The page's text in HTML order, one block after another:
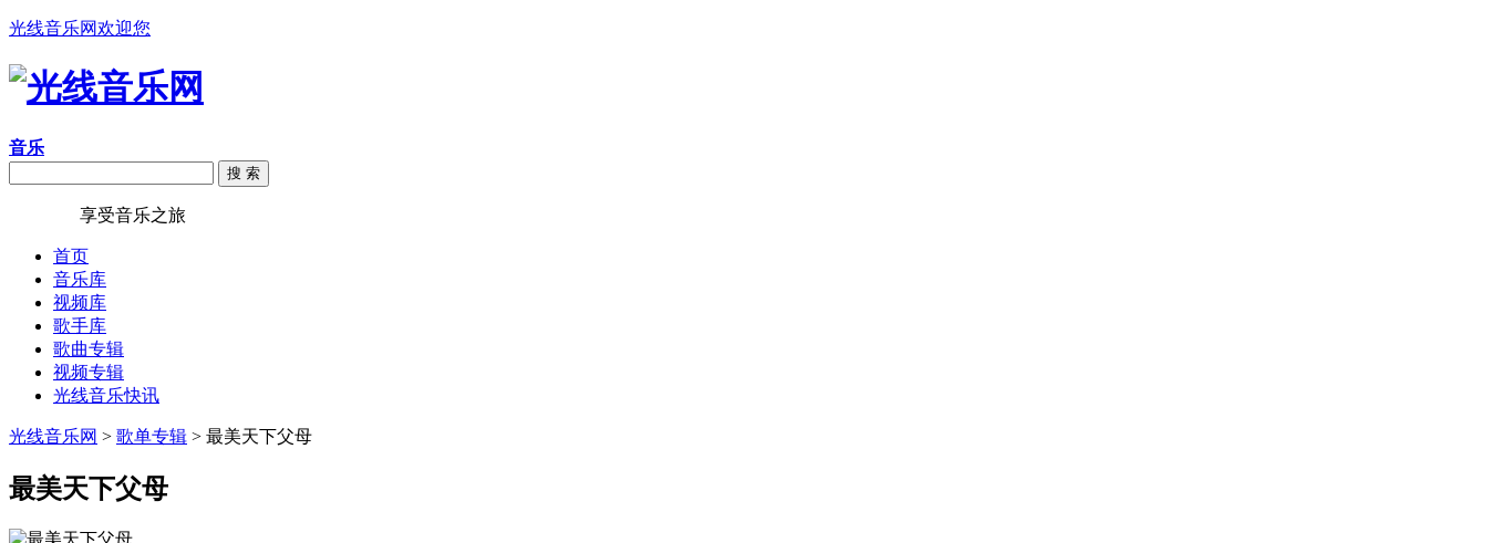
光线音乐网欢迎您
音乐
搜 索
享受音乐之旅
首页
音乐库
视频库
歌手库
歌曲专辑
视频专辑
光线音乐快讯
光线音乐网 > 歌单专辑 > 最美天下父母
最美天下父母